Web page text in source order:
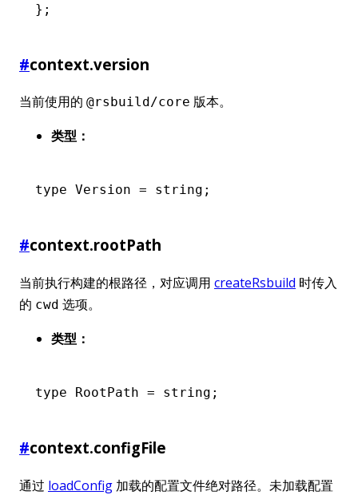
};
#context.version
当前使用的 @rsbuild/core 版本。
类型：
type Version = string ;
#context.rootPath
当前执行构建的根路径，对应调用 createRsbuild 时传入
的 cwd 选项。
类型：
type RootPath = string ;
#context.configFile
通过 loadConfig 加载的配置文件绝对路径。未加载配置